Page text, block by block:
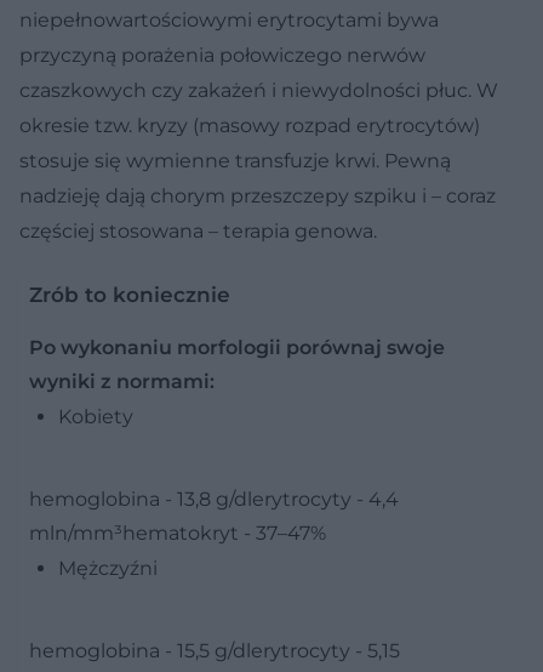
niepełnowartościowymi erytrocytami bywa
przyczyną porażenia połowiczego nerwów
czaszkowych czy zakażeń i niewydolności płuc. W
okresie tzw. kryzy (masowy rozpad erytrocytów)
stosuje się wymienne transfuzje krwi. Pewną
nadzieję dają chorym przeszczepy szpiku i – coraz
częściej stosowana – terapia genowa.
Zrób to koniecznie
Po wykonaniu morfologii porównaj swoje
wyniki z normami:
Kobiety
hemoglobina - 13,8 g/dlerytrocyty - 4,4
mln/mm³hematokryt - 37–47%
Mężczyźni
hemoglobina - 15,5 g/dlerytrocyty - 5,15